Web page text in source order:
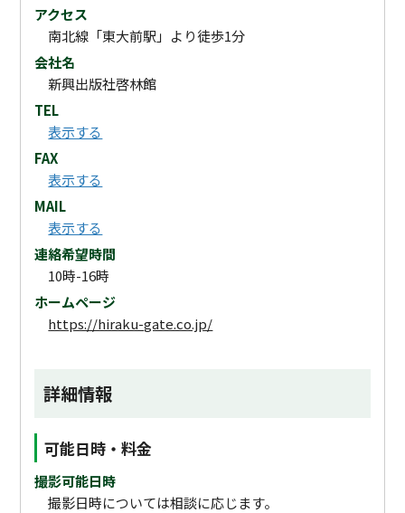
アクセス
南北線「東大前駅」より徒歩1分
会社名
新興出版社啓林館
TEL
表示する
FAX
表示する
MAIL
表示する
連絡希望時間
10時-16時
ホームページ
https://hiraku-gate.co.jp/
詳細情報
可能日時・料金
撮影可能日時
撮影日時については相談に応じます。